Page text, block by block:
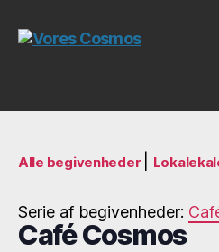
Cosmos
Alle begivenheder
Serie af begivenheder:
Café Cosmos